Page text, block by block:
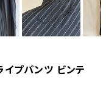
イプパンツ ビンテ